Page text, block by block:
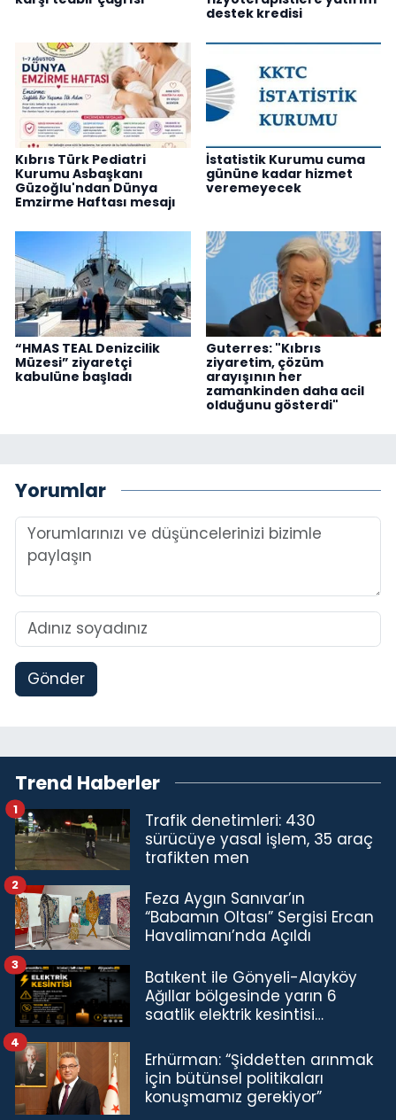
destek kredisi
Kıbrıs Türk Pediatri
Kurumu Asbaşkanı
Güzoğlu'ndan Dünya
Emzirme Haftası mesajı
İstatistik Kurumu cuma
gününe kadar hizmet
veremeyecek
“HMAS TEAL Denizcilik
Müzesi” ziyaretçi
kabulüne başladı
Guterres: "Kıbrıs
ziyaretim, çözüm
arayışının her
zamankinden daha acil
olduğunu gösterdi"
Yorumlar
Gönder
Trend Haberler
Trafik denetimleri: 430
sürücüye yasal işlem, 35 araç
trafikten men
1
Feza Aygın Sanıvar’ın
“Babamın Oltası” Sergisi Ercan
Havalimanı’nda Açıldı
2
Batıkent ile Gönyeli-Alayköy
Ağıllar bölgesinde yarın 6
saatlik elektrik kesintisi…
3
Erhürman: “Şiddetten arınmak
için bütünsel politikaları
konuşmamız gerekiyor”
4